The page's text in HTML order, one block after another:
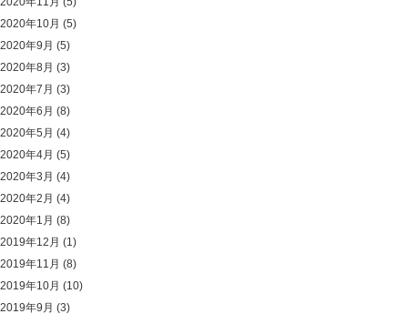
2020年10月 (5)
2020年9月 (5)
2020年8月 (3)
2020年7月 (3)
2020年6月 (8)
2020年5月 (4)
2020年4月 (5)
2020年3月 (4)
2020年2月 (4)
2020年1月 (8)
2019年12月 (1)
2019年11月 (8)
2019年10月 (10)
2019年9月 (3)